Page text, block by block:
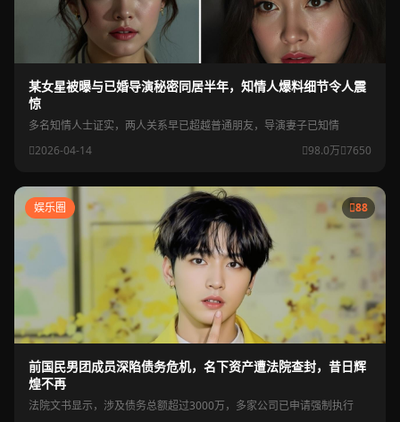
某女星被曝与已婚导演秘密同居半年，知情人爆料细节令人震
惊
多名知情人士证实，两人关系早已超越普通朋友，导演妻子已知情
2026-04-14
98.0万 7650
娱乐圈 88
前国民男团成员深陷债务危机，名下资产遭法院查封，昔日辉
煌不再
法院文书显示，涉及债务总额超过3000万，多家公司已申请强制执行